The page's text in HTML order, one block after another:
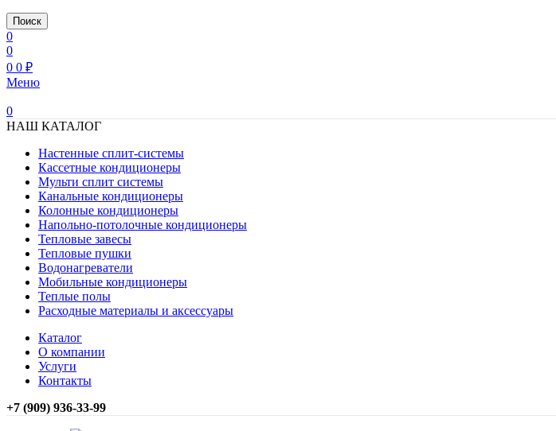
Поиск
0
0
0 0 ₽
Меню
0
НАШ КАТАЛОГ
Настенные сплит-системы
Кассетные кондиционеры
Мульти сплит системы
Канальные кондиционеры
Колонные кондиционеры
Напольно-потолочные кондиционеры
Тепловые завесы
Тепловые пушки
Водонагреватели
Мобильные кондиционеры
Теплые полы
Расходные материалы и аксессуары
Каталог
О компании
Услуги
Контакты
+7 (909) 936-33-99